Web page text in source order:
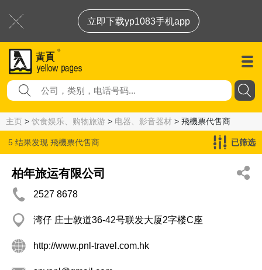
立即下载yp1083手机app
主页 > 饮食娱乐、购物旅游 > 电器、影音器材 > 飛機票代售商
5 结果发现 飛機票代售商 已筛选
柏年旅运有限公司
2527 8678
湾仔 庄士敦道36-42号联发大厦2字楼C座
http://www.pnl-travel.com.hk